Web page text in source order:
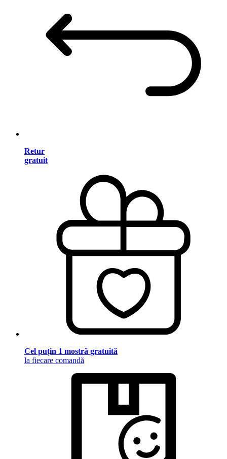
Retur
gratuit
Cel puțin 1 mostră gratuită
la fiecare comandă